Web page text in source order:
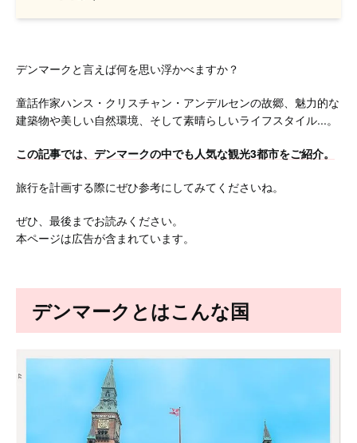
デンマークと言えば何を思い浮かべますか？
童話作家ハンス・クリスチャン・アンデルセンの故郷、魅力的な
建築物や美しい自然環境、そして素晴らしいライフスタイル...。
この記事では、デンマークの中でも人気な観光3都市をご紹介。
旅行を計画する際にぜひ参考にしてみてくださいね。
ぜひ、最後までお読みください。
本ページは広告が含まれています。
デンマークとはこんな国